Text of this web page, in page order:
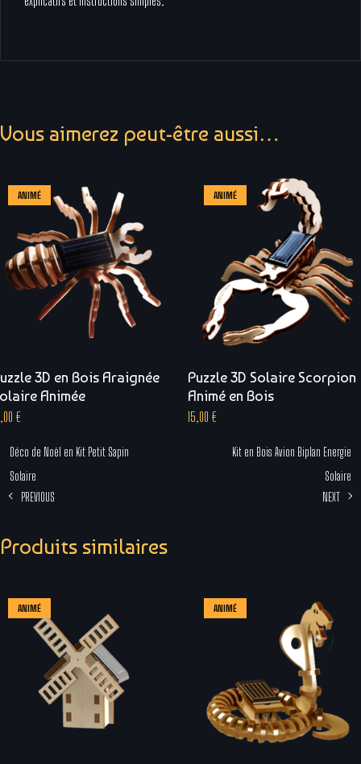
Vous aimerez peut-être aussi…
ANIMÉ
3D en Bois Araignée
Animée
€
ANIMÉ
Puzzle 3D Solaire Scorpion
Animé en Bois
15,00 €
Déco de Noël en Kit Petit Sapin
Solaire
PREVIOUS
Kit en Bois Avion Biplan Energie
Solaire
NEXT
Produits similaires
ANIMÉ ANIMÉ